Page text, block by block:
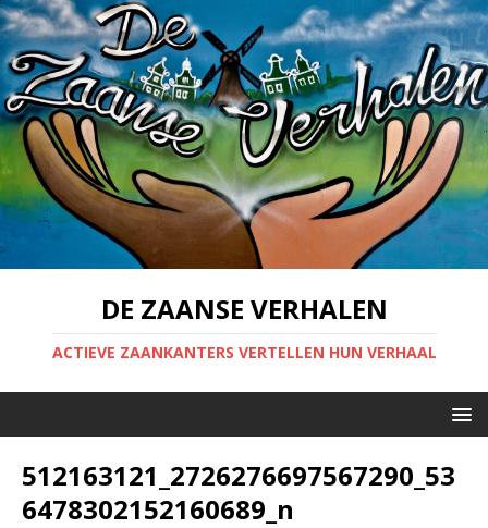
DE ZAANSE VERHALEN
ACTIEVE ZAANKANTERS VERTELLEN HUN VERHAAL
512163121_2726276697567290_53
6478302152160689_n